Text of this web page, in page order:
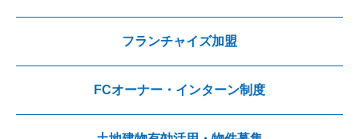
フランチャイズ加盟
FCオーナー・インターン制度